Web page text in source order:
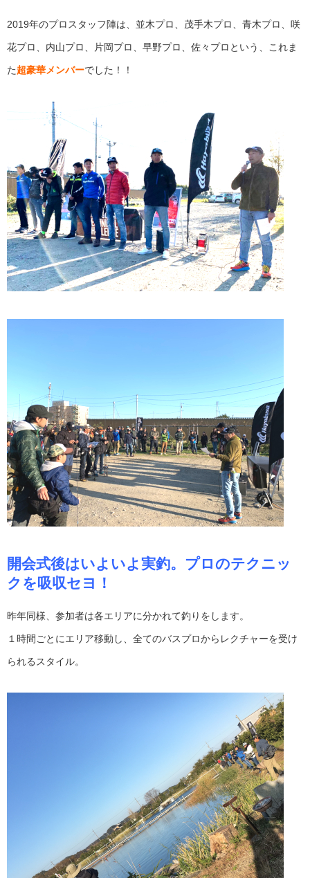
2019年のプロスタッフ陣は、並木プロ、茂手木プロ、青木プロ、咲
花プロ、内山プロ、片岡プロ、早野プロ、佐々プロという、これま
た超豪華メンバーでした！！
開会式後はいよいよ実釣。プロのテクニッ
クを吸収セヨ！
昨年同様、参加者は各エリアに分かれて釣りをします。
１時間ごとにエリア移動し、全てのバスプロからレクチャーを受け
られるスタイル。